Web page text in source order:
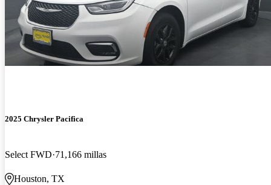
2025 Chrysler Pacifica
Select FWD 71,166 millas
Houston, TX